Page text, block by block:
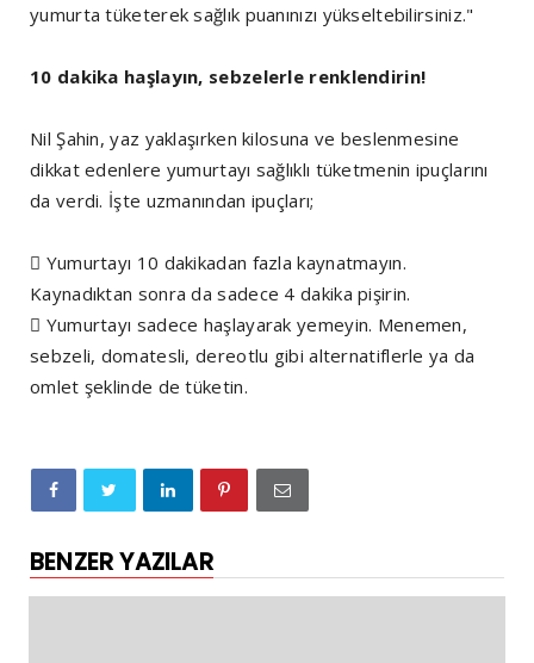
yumurta tüketerek sağlık puanınızı yükseltebilirsiniz."
10 dakika haşlayın, sebzelerle renklendirin!
Nil Şahin, yaz yaklaşırken kilosuna ve beslenmesine
dikkat edenlere yumurtayı sağlıklı tüketmenin ipuçlarını
da verdi. İşte uzmanından ipuçları;
 Yumurtayı 10 dakikadan fazla kaynatmayın.
Kaynadıktan sonra da sadece 4 dakika pişirin.
 Yumurtayı sadece haşlayarak yemeyin. Menemen,
sebzeli, domatesli, dereotlu gibi alternatiflerle ya da
omlet şeklinde de tüketin.
BENZER YAZILAR